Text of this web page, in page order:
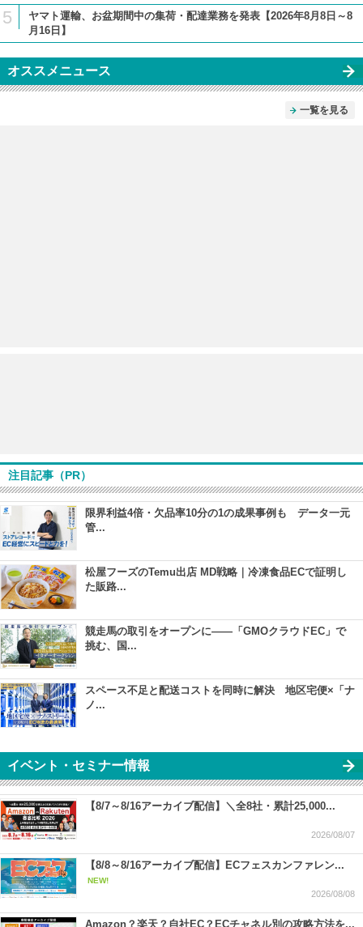
5
ヤマト運輸、お盆期間中の集荷・配達業務を発表【2026年8月8日～8
月16日】
オススメニュース
一覧を見る
注目記事（PR）
限界利益4倍・欠品率10分の1の成果事例も データ一元
管...
松屋フーズのTemu出店 MD戦略｜冷凍食品ECで証明し
た販路...
競走馬の取引をオープンに――「GMOクラウドEC」で
挑む、国...
スペース不足と配送コストを同時に解決 地区宅便×「ナ
ノ...
イベント・セミナー情報
【8/7～8/16アーカイブ配信】＼全8社・累計25,000...
2026/08/07
【8/8～8/16アーカイブ配信】ECフェスカンファレン...
NEW!
2026/08/08
Amazon？楽天？自社EC？ECチャネル別の攻略方法を...